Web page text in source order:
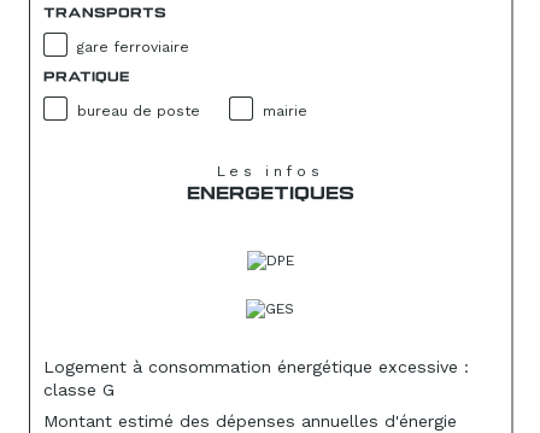
TRANSPORTS
gare ferroviaire
PRATIQUE
bureau de poste mairie
Les infos
ENERGETIQUES
Logement à consommation énergétique excessive :
classe G
Montant estimé des dépenses annuelles d'énergie